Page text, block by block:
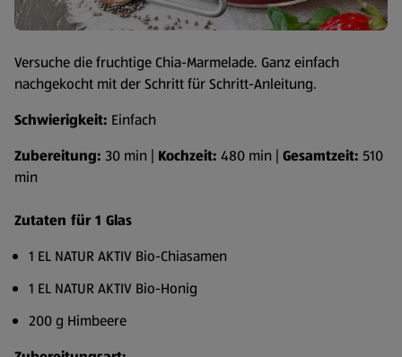
Versuche die fruchtige Chia-Marmelade. Ganz einfach
nachgekocht mit der Schritt für Schritt-Anleitung.
Schwierigkeit: Einfach
Zubereitung: 30 min | Kochzeit: 480 min | Gesamtzeit: 510
min
Zutaten für 1 Glas
1 EL NATUR AKTIV Bio-Chiasamen
1 EL NATUR AKTIV Bio-Honig
200 g Himbeere